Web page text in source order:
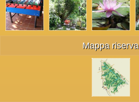
Mappa riserva